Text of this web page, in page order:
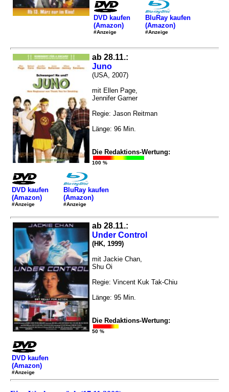
DVD kaufen
(Amazon)
#Anzeige
BluRay kaufen
(Amazon)
#Anzeige
ab 28.11.:
Juno
(USA, 2007)
mit Ellen Page,
Jennifer Garner
Regie: Jason Reitman
Länge: 96 Min.
Die Redaktions-Wertung:
100 %
DVD kaufen
(Amazon)
#Anzeige
BluRay kaufen
(Amazon)
#Anzeige
ab 28.11.:
Under Control
(HK, 1999)
mit Jackie Chan,
Shu Oi
Regie: Vincent Kuk Tak-Chiu
Länge: 95 Min.
Die Redaktions-Wertung:
50 %
DVD kaufen
(Amazon)
#Anzeige